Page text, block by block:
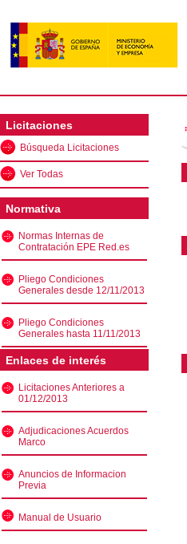
Licitaciones
Búsqueda Licitaciones
Ver Todas
Normativa
Normas Internas de
Contratación EPE Red.es
Pliego Condiciones
Generales desde 12/11/2013
Pliego Condiciones
Generales hasta 11/11/2013
Enlaces de interés
Licitaciones Anteriores a
01/12/2013
Adjudicaciones Acuerdos
Marco
Anuncios de Informacion
Previa
Manual de Usuario